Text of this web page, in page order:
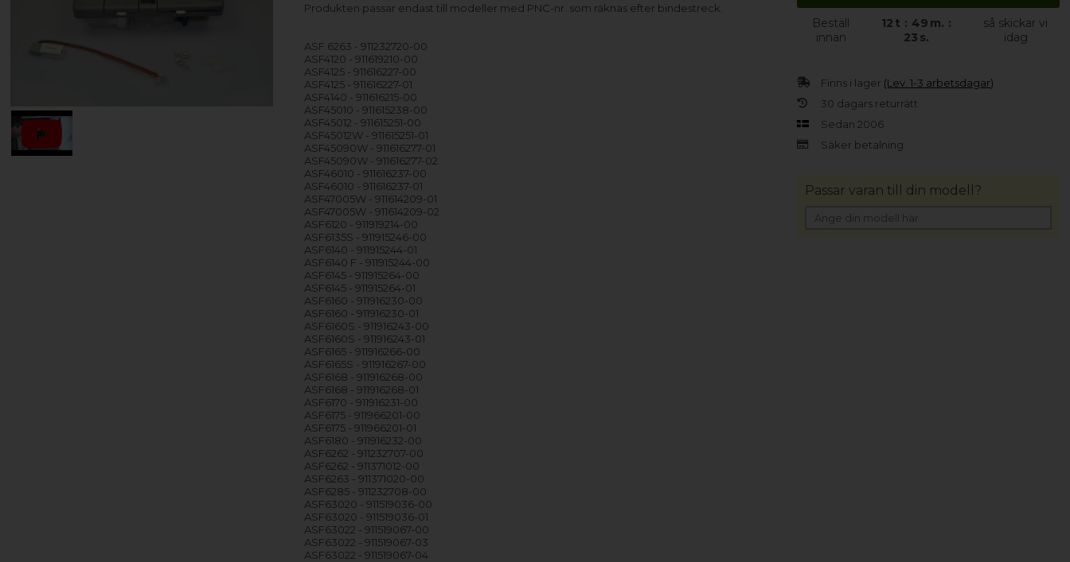
Produkten passar endast till modeller med PNC-nr. som räknas efter bindestreck.
ASF 6263 - 911232720-00
ASF4120 - 911619210-00
ASF4125 - 911616227-00
ASF4125 - 911616227-01
ASF4140 - 911616215-00
ASF45010 - 911615238-00
ASF45012 - 911615251-00
ASF45012W - 911615251-01
ASF45090W - 911616277-01
ASF45090W - 911616277-02
ASF46010 - 911616237-00
ASF46010 - 911616237-01
ASF47005W - 911614209-01
ASF47005W - 911614209-02
ASF6120 - 911919214-00
ASF6135S - 911915246-00
ASF6140 - 911915244-01
ASF6140 F - 911915244-00
ASF6145 - 911915264-00
ASF6145 - 911915264-01
ASF6160 - 911916230-00
ASF6160 - 911916230-01
ASF6160S - 911916243-00
ASF6160S - 911916243-01
ASF6165 - 911916266-00
ASF6165S - 911916267-00
ASF6168 - 911916268-00
ASF6168 - 911916268-01
ASF6170 - 911916231-00
ASF6175 - 911966201-00
ASF6175 - 911966201-01
ASF6180 - 911916232-00
ASF6262 - 911232707-00
ASF6262 - 911371012-00
ASF6263 - 911371020-00
ASF6285 - 911232708-00
ASF63020 - 911519036-00
ASF63020 - 911519036-01
ASF63022 - 911519067-00
ASF63022 - 911519067-03
ASF63022 - 911519067-04
Beställ
innan
12 t : 49 m. :
22 s.
så skickar vi
idag
Finns i lager (Lev. 1-3 arbetsdagar)
30 dagars returrätt
Sedan 2006
Säker betalning
Passar varan till din modell?